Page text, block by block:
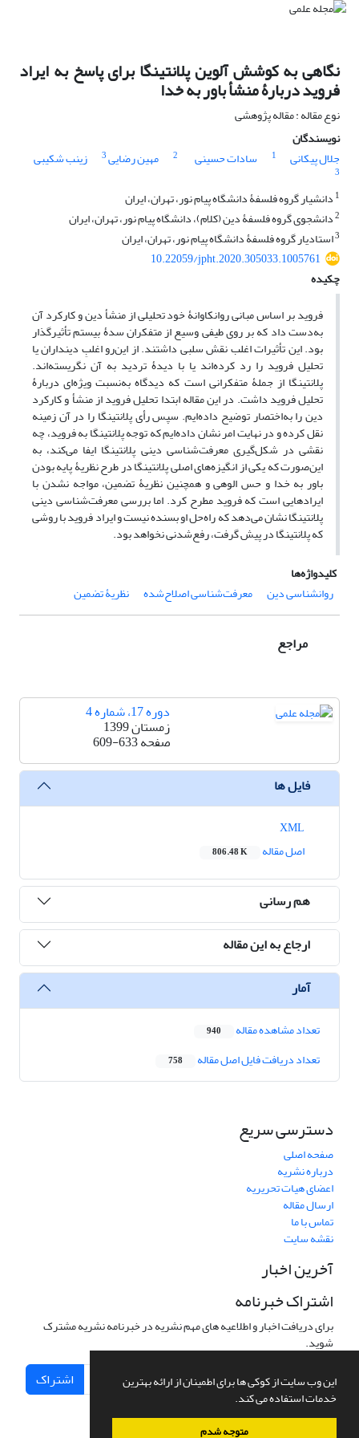
این وب سایت از کوکی ها برای اطمینان از ارائه بهترین
خدمات استفاده می کند.
متوجه شدم
نگاهی به کوشش آلوین پلانتینگا برای پاسخ به ایراد
فروید دربارۀ منشأ باور به خدا
نوع مقاله : مقاله پژوهشی
نویسندگان
جلال پیکانی
1 سادات حسینی 2 مهین رضایی3 زینب شکیبی
3
1 دانشیار گروه فلسفۀ دانشگاه پیام نور، تهران، ایران
2دانشجوی گروه فلسفۀ دین (کلام)، دانشگاه پیام نور، تهران، ایران
3استادیار گروه فلسفۀ دانشگاه پیام نور، تهران، ایران
10.22059/jpht.2020.305033.1005761
چکیده
فروید بر اساس مبانی روانکاوانۀ خود تحلیلی از منشأ دین و کارکرد آن
به‌دست داد که بر روی طیفی وسیع از متفکران سدۀ بیستم تأثیرگذار
بود. این تأثیرات اغلب نقش سلبی داشتند. از این‌رو اغلبِ دینداران یا
تحلیل فروید را رد کرده‌اند یا با دیدۀ تردید به آن نگریسته‌اند.
پلانتینگا از جملۀ متفکرانی است که دیدگاه به‌نسبت ویژه‌ای دربارۀ
تحلیل فروید داشت. در این مقاله ابتدا تحلیل فروید از منشأ و کارکرد
دین را به‌اختصار توضیح داده‌ایم. سپس رأی پلانتینگا را در آن زمینه
نقل کرده و در نهایت امر نشان داده‌ایم که توجه پلانتینگا به فروید، چه
نقشی در شکل‌گیری معرفت‌شناسی دینی پلانتینگا ایفا می‌کند، به
این‌صورت که یکی از انگیزه‌های اصلی پلانتینگا در طرح نظریۀ پایه بودن
باور به خدا و حس الوهی و همچنین نظریۀ تضمین، مواجه نشدن با
ایرادهایی است که فروید مطرح کرد. اما بررسی معرفت‌شناسی دینی
پلانتینگا نشان می‌دهد که راه‌حل او بسنده نیست و ایراد فروید با روشی
که پلانتینگا در پیش گرفت، رفع‌شدنی نخواهد بود.
کلیدواژه‌ها
روانشناسی دین
معرفت‌شناسی اصلاح‌شده نظریۀ تضمین
مراجع
دوره 17، شماره 4
زمستان 1399
صفحه609-633
فایل ها
اصل مقاله
806.48 K
هم رسانی
ارجاع به این مقاله
آمار
تعداد مشاهده مقاله 940
تعداد دریافت فایل اصل مقاله 758
دسترسی سریع
صفحه اصلی
درباره نشریه
اعضای هیات تحریریه
ارسال مقاله
تماس با ما
نقشه سایت
آخرین اخبار
اشتراک خبرنامه
برای دریافت اخبار و اطلاعیه های مهم نشریه در خبرنامه نشریه مشترک
شوید.
اشتراک